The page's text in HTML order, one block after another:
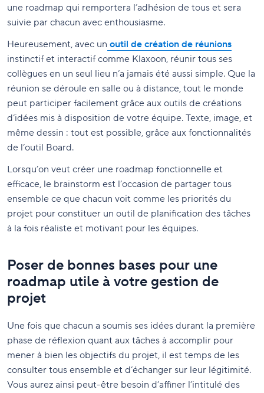
une roadmap qui remportera l’adhésion de tous et sera
suivie par chacun avec enthousiasme.
Heureusement, avec un outil de création de réunions
instinctif et interactif comme Klaxoon, réunir tous ses
collègues en un seul lieu n’a jamais été aussi simple. Que la
réunion se déroule en salle ou à distance, tout le monde
peut participer facilement grâce aux outils de créations
d’idées mis à disposition de votre équipe. Texte, image, et
même dessin : tout est possible, grâce aux fonctionnalités
de l’outil Board.
Lorsqu’on veut créer une roadmap fonctionnelle et
efficace, le brainstorm est l’occasion de partager tous
ensemble ce que chacun voit comme les priorités du
projet pour constituer un outil de planification des tâches
à la fois réaliste et motivant pour les équipes.
Poser de bonnes bases pour une
roadmap utile à votre gestion de
projet
Une fois que chacun a soumis ses idées durant la première
phase de réflexion quant aux tâches à accomplir pour
mener à bien les objectifs du projet, il est temps de les
consulter tous ensemble et d’échanger sur leur légitimité.
Vous aurez ainsi peut-être besoin d’affiner l’intitulé des